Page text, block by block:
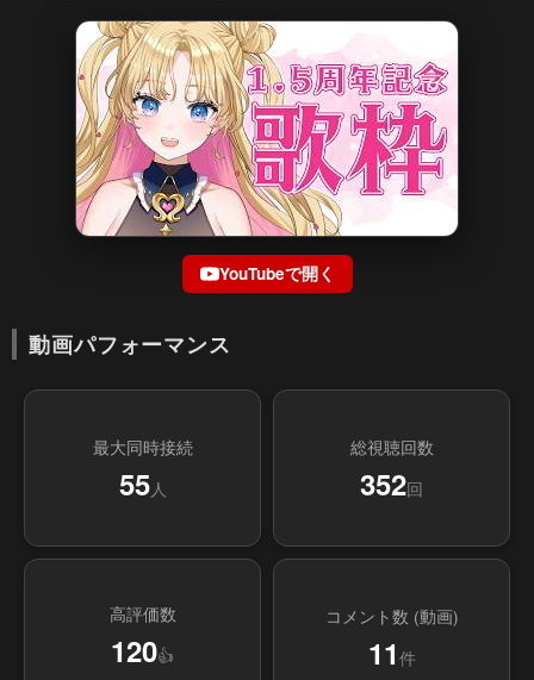
YouTubeで開く
動画パフォーマンス
最大同時接続
55人
総視聴回数
352回
高評価数
120👍
コメント数 (動画)
11 件